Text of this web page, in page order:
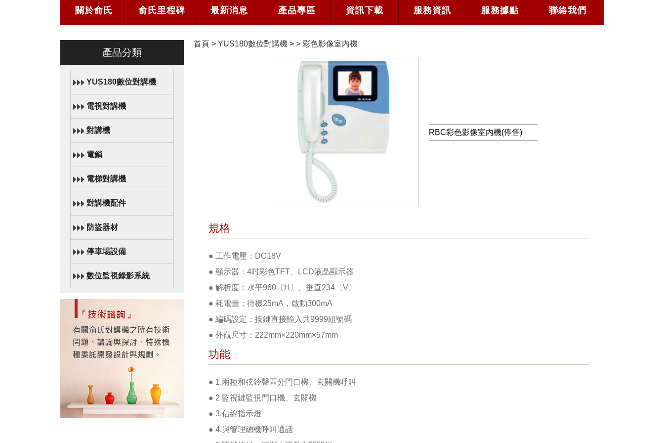
關於俞氏 俞氏里程碑 最新消息 產品專區 資訊下載 服務資訊 服務據點 聯絡我們
產品分類
YUS180數位對講機
電視對講機
對講機
電鎖
電梯對講機
對講機配件
防盜器材
停車場設備
數位監視錄影系統
首頁 > YUS180數位對講機 > > 彩色影像室內機
RBC彩色影像室內機(停售)
規格
● 工作電壓：DC18V
● 顯示器：4吋彩色TFT、LCD液晶顯示器
● 解析度：水平960〔H〕、垂直234〔V〕
● 耗電量：待機25mA，啟動300mA
● 編碼設定：按鍵直接輸入共9999組號碼
● 外觀尺寸：222mm×220mm×57mm
功能
● 1.兩種和弦鈴聲區分門口機、玄關機呼叫
● 2.監視鍵監視門口機、玄關機
● 3.佔線指示燈
● 4.與管理總機呼叫通話